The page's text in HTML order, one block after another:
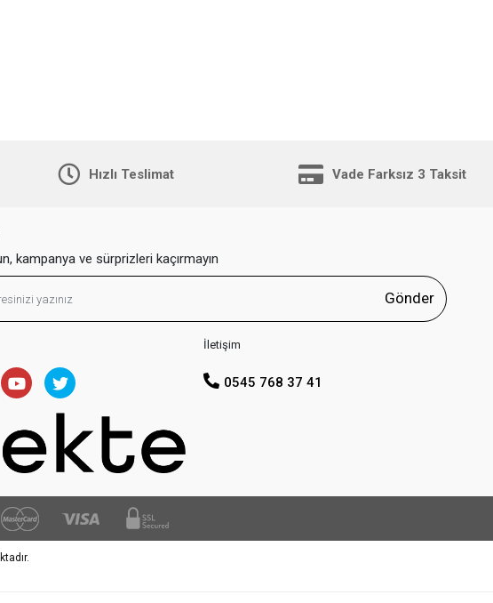
Hızlı Teslimat Vade Farksız 3 Taksit
kampanya ve sürprizleri kaçırmayın
Gönder
İletişim
0545 768 37 41